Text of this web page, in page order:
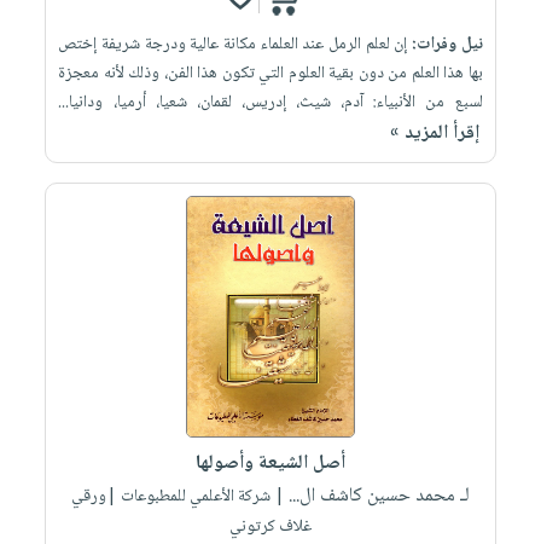
نيل وفرات: إن لعلم الرمل عند العلماء مكانة عالية ودرجة شريفة إختص
بها هذا العلم من دون بقية العلوم التي تكون هذا الفن، وذلك لأنه معجزة
لسبع من الأنبياء: آدم، شيث، إدريس، لقمان، شعيا، أرميا، ودانيا...
إقرأ المزيد »
أصل الشيعة وأصولها
لـ محمد حسين كاشف ال... | شركة الأعلمي للمطبوعات |ورقي
غلاف كرتوني